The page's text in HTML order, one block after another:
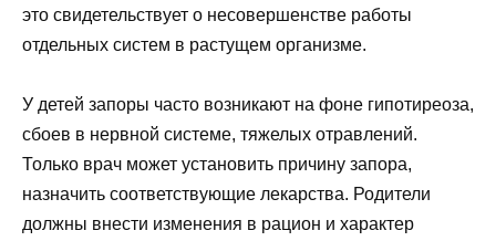
это свидетельствует о несовершенстве работы
отдельных систем в растущем организме.
У детей запоры часто возникают на фоне гипотиреоза,
сбоев в нервной системе, тяжелых отравлений.
Только врач может установить причину запора,
назначить соответствующие лекарства. Родители
должны внести изменения в рацион и характер